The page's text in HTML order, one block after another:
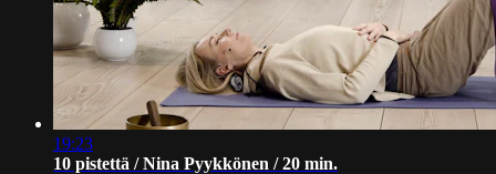
19:23
10 pistettä / Nina Pyykkönen / 20 min.